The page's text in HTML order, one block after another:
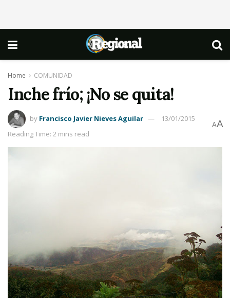
Home COMUNIDAD
Inche frío; ¡No se quita!
by Francisco Javier Nieves Aguilar
13/01/2015
Reading Time: 2 mins read
AA